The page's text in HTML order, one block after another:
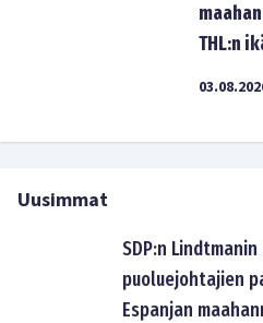
THL:n
Uusimmat
SDP:n
puoluejohtajien
Espanjan